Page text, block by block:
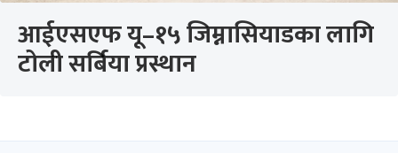
आईएसएफ यू–१५ जिम्नासियाडका लागि
टोली सर्बिया प्रस्थान